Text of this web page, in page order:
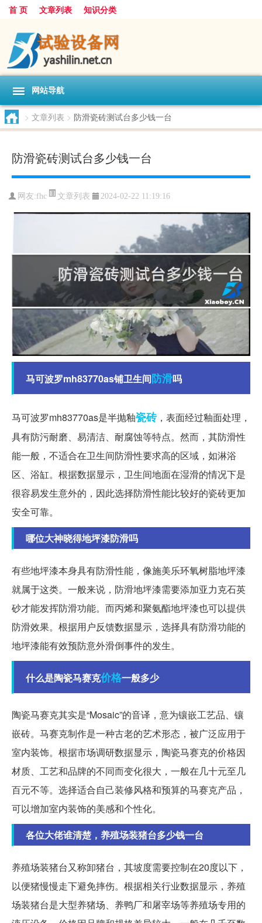
首 页 文章列表 知识分类
网站导航
> 文章列表 > 防滑瓷砖测试台多少钱一台
防滑瓷砖测试台多少钱一台
网友:fhc 文章列表 2024-02-22 11:19:16
马可波罗mh83770as铺卫生间防滑吗
马可波罗mh83770as是半抛釉瓷砖，表面经过釉面处理，
具有防污耐磨、易清洁、耐腐蚀等特点。然而，其防滑性
能一般，不适合在卫生间防滑性要求高的区域，如淋浴
区、浴缸。根据数据显示，卫生间地面在湿滑的情况下是
很容易发生意外的，因此选择防滑性能比较好的瓷砖更加
安全可靠。
哪位大神晓得地坪漆防滑吗
有些地坪漆本身具有防滑性能，像施美乐环氧树脂地坪漆
就属于这类。一般来说，防滑地坪漆需要添加亚力克石英
砂才能发挥防滑功能。而丙烯和聚氨酯地坪漆也可以提供
防滑效果。根据用户反馈数据显示，选择具有防滑功能的
地坪漆能有效预防意外滑倒事件的发生。
什么是陶瓷马赛克价格一般多少
陶瓷马赛克其实是“Mosaic”的音译，意为镶嵌工艺品、镶
嵌砖。马赛克制作是一种古老的艺术形态，被广泛应用于
室内装饰。根据市场调研数据显示，陶瓷马赛克的价格因
材质、工艺和品牌的不同而变化很大，一般在几十元至几
百元不等。选择适合自己装修风格和预算的马赛克产品，
可以增加室内装饰的美感和个性化。
各位大佬谁清楚，养殖场装猪台多少钱一台
养殖场装猪台又称卸猪台，其坡度需要控制在20度以下，
以便猪慢慢走下避免摔伤。根据相关行业数据显示，养殖
场装猪台是大型养猪场、养鸭厂和屠宰场等养殖场专用的